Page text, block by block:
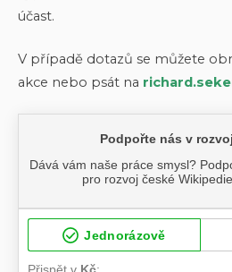
účast.
V případě dotazů se můžete
akce nebo psát na